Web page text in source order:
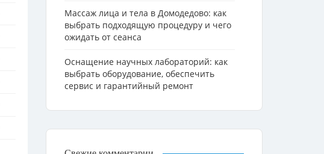
Массаж лица и тела в Домодедово: как
выбрать подходящую процедуру и чего
ожидать от сеанса
Оснащение научных лабораторий: как
выбрать оборудование, обеспечить
сервис и гарантийный ремонт